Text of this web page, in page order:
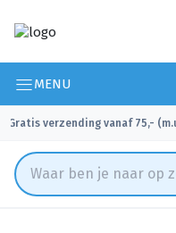
MENU
Gratis verzending vanaf 75,-